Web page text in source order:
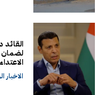
لضمان
الاخبار